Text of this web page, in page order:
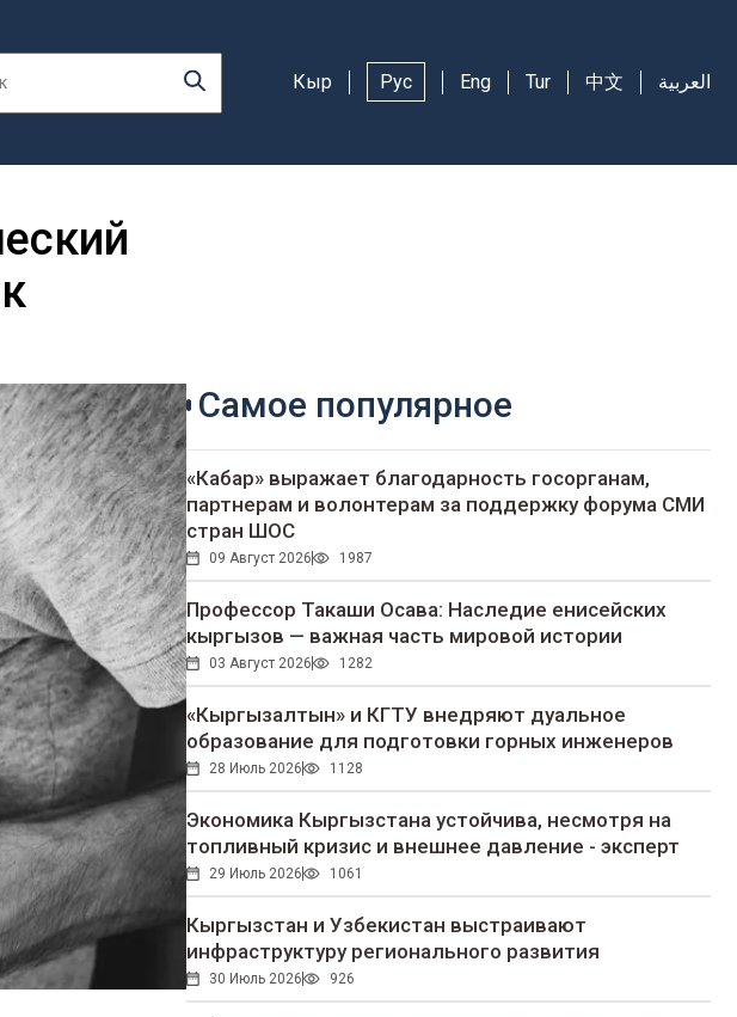
Кыр Рус Eng Tur 中文 العربية
Самое популярное
«Кабар» выражает благодарность госорганам,
партнерам и волонтерам за поддержку форума СМИ
стран ШОС
09 Август 2026 1987
Профессор Такаши Осава: Наследие енисейских
кыргызов — важная часть мировой истории
03 Август 2026 1282
«Кыргызалтын» и КГТУ внедряют дуальное
образование для подготовки горных инженеров
28 Июль 2026 1128
Экономика Кыргызстана устойчива, несмотря на
топливный кризис и внешнее давление - эксперт
29 Июль 2026 1061
Кыргызстан и Узбекистан выстраивают
инфраструктуру регионального развития
30 Июль 2026 926